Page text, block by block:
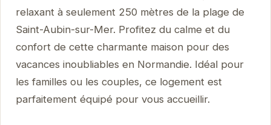
relaxant à seulement 250 mètres de la plage de
Saint-Aubin-sur-Mer. Profitez du calme et du
confort de cette charmante maison pour des
vacances inoubliables en Normandie. Idéal pour
les familles ou les couples, ce logement est
parfaitement équipé pour vous accueillir.